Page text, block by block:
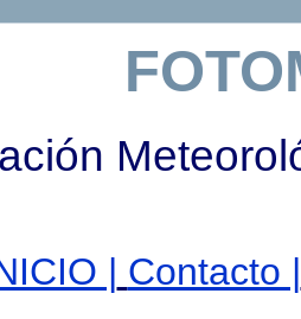
| Contacto |